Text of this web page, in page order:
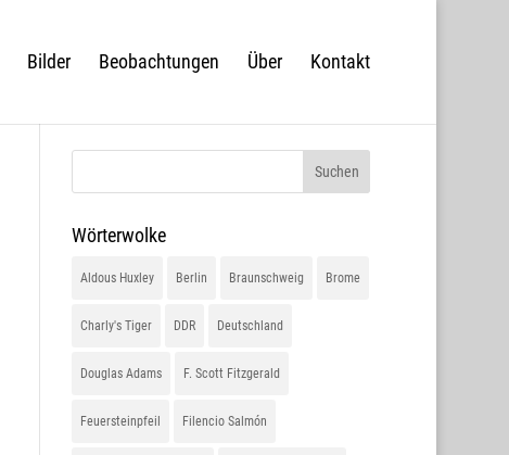
Bilder Beobachtungen Über Kontakt
Wörterwolke
Aldous Huxley Berlin Braunschweig Brome
Charly's Tiger DDR Deutschland
Douglas Adams F. Scott Fitzgerald
Feuersteinpfeil Filencio Salmón